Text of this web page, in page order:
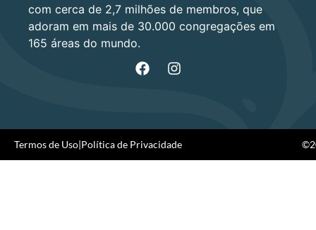
com cerca de 2,7 milhões de membros, que
adoram em mais de 30.000 congregações em
165 áreas do mundo.
Termos de Uso|Política de Privacidade